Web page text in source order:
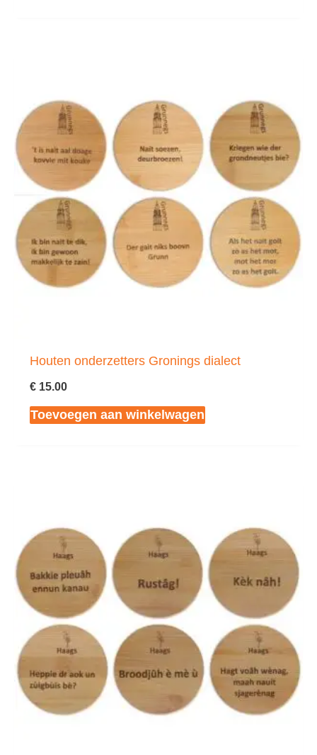
Houten onderzetters Gronings dialect
€15.00
Toevoegen aan winkelwagen